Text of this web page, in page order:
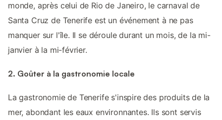
monde, après celui de Rio de Janeiro, le carnaval de
Santa Cruz de Tenerife est un événement à ne pas
manquer sur l'île. Il se déroule durant un mois, de la mi-
janvier à la mi-février.
2. Goûter à la gastronomie locale
La gastronomie de Tenerife s'inspire des produits de la
mer, abondant les eaux environnantes. Ils sont servis